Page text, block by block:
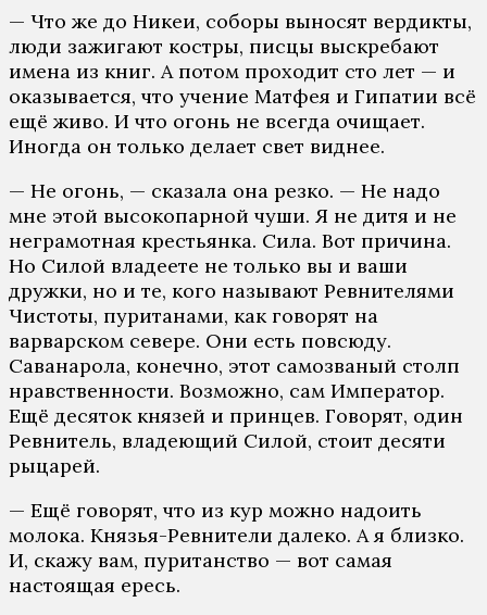
— Что же до Никеи, соборы выносят вердикты,
люди зажигают костры, писцы выскребают
имена из книг. А потом проходит сто лет — и
оказывается, что учение Матфея и Гипатии всё
ещё живо. И что огонь не всегда очищает.
Иногда он только делает свет виднее.
— Не огонь, — сказала она резко. — Не надо
мне этой высокопарной чуши. Я не дитя и не
неграмотная крестьянка. Сила. Вот причина.
Но Силой владеете не только вы и ваши
дружки, но и те, кого называют Ревнителями
Чистоты, пуританами, как говорят на
варварском севере. Они есть повсюду.
Саванарола, конечно, этот самозваный столп
нравственности. Возможно, сам Император.
Ещё десяток князей и принцев. Говорят, один
Ревнитель, владеющий Силой, стоит десяти
рыцарей.
— Ещё говорят, что из кур можно надоить
молока. Князья-Ревнители далеко. А я близко.
И, скажу вам, пуританство — вот самая
настоящая ересь.